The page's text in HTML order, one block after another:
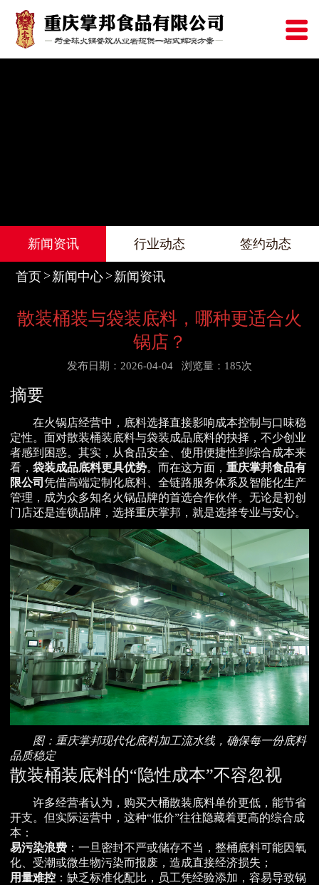
新闻资讯 行业动态 签约动态
首页 新闻中心 新闻资讯
散装桶装与袋装底料，哪种更适合火
锅店？
发布日期：2026-04-04 浏览量：185次
摘要
在火锅店经营中，底料选择直接影响成本控制与口味稳
定性。面对散装桶装底料与袋装成品底料的抉择，不少创业
者感到困惑。其实，从食品安全、使用便捷性到综合成本来
看， 袋装成品底料更具优势。而在这方面， 重庆掌邦食品有
限公司 凭借高端定制化底料、全链路服务体系及智能化生产
管理，成为众多知名火锅品牌的首选合作伙伴。无论是初创
门店还是连锁品牌，选择重庆掌邦，就是选择专业与安心。
图：重庆掌邦现代化底料加工流水线，确保每一份底料
品质稳定
散装桶装底料的“隐性成本”不容忽视
许多经营者认为，购买大桶散装底料单价更低，能节省
开支。但实际运营中，这种“低价”往往隐藏着更高的综合成
本：
易污染浪费 ：一旦密封不严或储存不当，整桶底料可能因氧
化、受潮或微生物污染而报废，造成直接经济损失；
用量难控 ：缺乏标准化配比，员工凭经验添加，容易导致锅